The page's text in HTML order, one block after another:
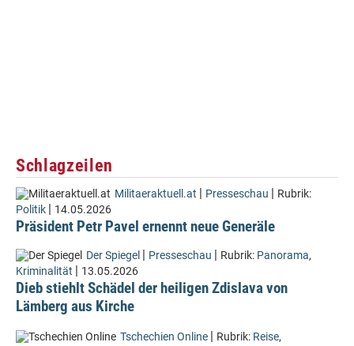
Schlagzeilen
Militaeraktuell.at | Presseschau | Rubrik:
Politik | 14.05.2026
Präsident Petr Pavel ernennt neue Generäle
Der Spiegel | Presseschau | Rubrik: Panorama,
Kriminalität | 13.05.2026
Dieb stiehlt Schädel der heiligen Zdislava von
Lämberg aus Kirche
Tschechien Online | Rubrik: Reise,